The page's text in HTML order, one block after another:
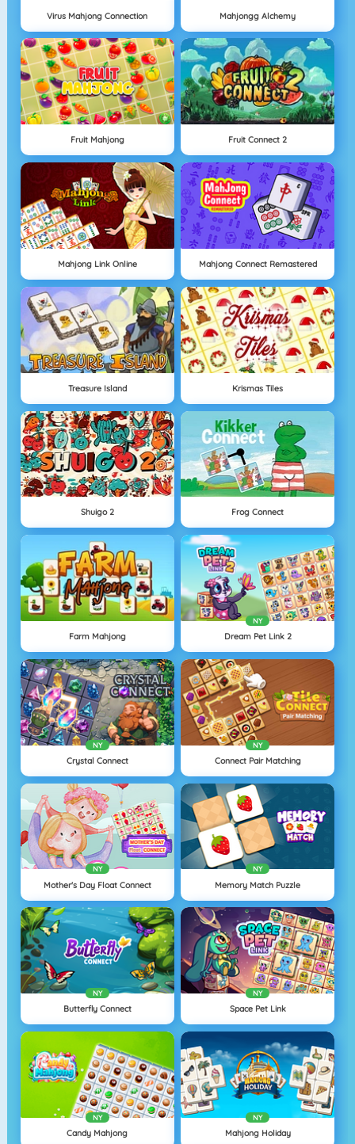
Virus Mahjong Connection Mahjongg Alchemy
Fruit Mahjong Fruit Connect 2
Mahjong Link Online Mahjong Connect Remastered
Treasure Island Krismas Tiles
Shuigo 2 Frog Connect
Farm Mahjong
NY
Dream Pet Link 2
NY
Crystal Connect
NY
Connect Pair Matching
NY
Mother's Day Float Connect
NY
Memory Match Puzzle
NY
Butterfly Connect
NY
Space Pet Link
NY
Candy Mahjong
NY
Mahjong Holiday